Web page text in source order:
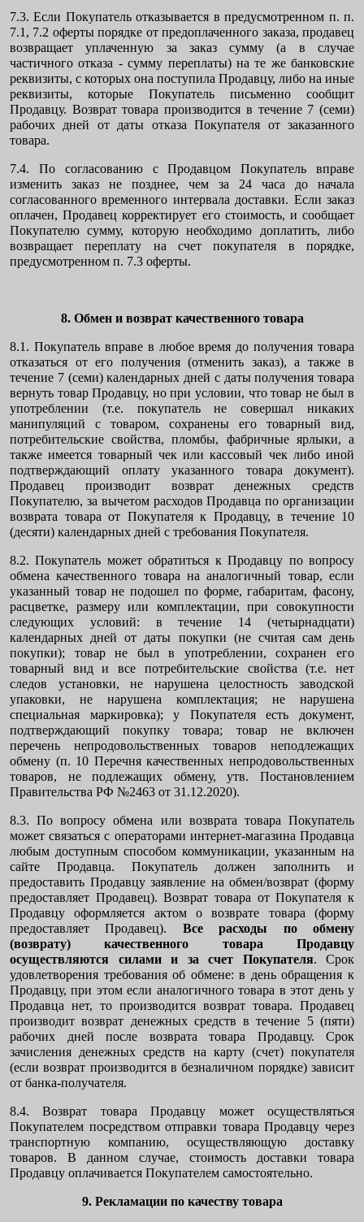
7.3. Если Покупатель отказывается в предусмотренном п. п.
7.1, 7.2 оферты порядке от предоплаченного заказа, продавец
возвращает уплаченную за заказ сумму (а в случае
частичного отказа - сумму переплаты) на те же банковские
реквизиты, с которых она поступила Продавцу, либо на иные
реквизиты, которые Покупатель письменно сообщит
Продавцу. Возврат товара производится в течение 7 (семи)
рабочих дней от даты отказа Покупателя от заказанного
товара.
7.4. По согласованию с Продавцом Покупатель вправе
изменить заказ не позднее, чем за 24 часа до начала
согласованного временного интервала доставки. Если заказ
оплачен, Продавец корректирует его стоимость, и сообщает
Покупателю сумму, которую необходимо доплатить, либо
возвращает переплату на счет покупателя в порядке,
предусмотренном п. 7.3 оферты.
8. Обмен и возврат качественного товара
8.1. Покупатель вправе в любое время до получения товара
отказаться от его получения (отменить заказ), а также в
течение 7 (семи) календарных дней с даты получения товара
вернуть товар Продавцу, но при условии, что товар не был в
употреблении (т.е. покупатель не совершал никаких
манипуляций с товаром, сохранены его товарный вид,
потребительские свойства, пломбы, фабричные ярлыки, а
также имеется товарный чек или кассовый чек либо иной
подтверждающий оплату указанного товара документ).
Продавец производит возврат денежных средств
Покупателю, за вычетом расходов Продавца по организации
возврата товара от Покупателя к Продавцу, в течение 10
(десяти) календарных дней с требования Покупателя.
8.2. Покупатель может обратиться к Продавцу по вопросу
обмена качественного товара на аналогичный товар, если
указанный товар не подошел по форме, габаритам, фасону,
расцветке, размеру или комплектации, при совокупности
следующих условий: в течение 14 (четырнадцати)
календарных дней от даты покупки (не считая сам день
покупки); товар не был в употреблении, сохранен его
товарный вид и все потребительские свойства (т.е. нет
следов установки, не нарушена целостность заводской
упаковки, не нарушена комплектация; не нарушена
специальная маркировка); у Покупателя есть документ,
подтверждающий покупку товара; товар не включен
перечень непродовольственных товаров неподлежащих
обмену (п. 10 Перечня качественных непродовольственных
товаров, не подлежащих обмену, утв. Постановлением
Правительства РФ №2463 от 31.12.2020).
8.3. По вопросу обмена или возврата товара Покупатель
может связаться с операторами интернет-магазина Продавца
любым доступным способом коммуникации, указанным на
сайте Продавца. Покупатель должен заполнить и
предоставить Продавцу заявление на обмен/возврат (форму
предоставляет Продавец). Возврат товара от Покупателя к
Продавцу оформляется актом о возврате товара (форму
предоставляет Продавец). Все расходы по обмену
(возврату) качественного товара Продавцу
осуществляются силами и за счет Покупателя. Срок
удовлетворения требования об обмене: в день обращения к
Продавцу, при этом если аналогичного товара в этот день у
Продавца нет, то производится возврат товара. Продавец
производит возврат денежных средств в течение 5 (пяти)
рабочих дней после возврата товара Продавцу. Срок
зачисления денежных средств на карту (счет) покупателя
(если возврат производится в безналичном порядке) зависит
от банка-получателя.
8.4. Возврат товара Продавцу может осуществляться
Покупателем посредством отправки товара Продавцу через
транспортную компанию, осуществляющую доставку
товаров. В данном случае, стоимость доставки товара
Продавцу оплачивается Покупателем самостоятельно.
9. Рекламации по качеству товара